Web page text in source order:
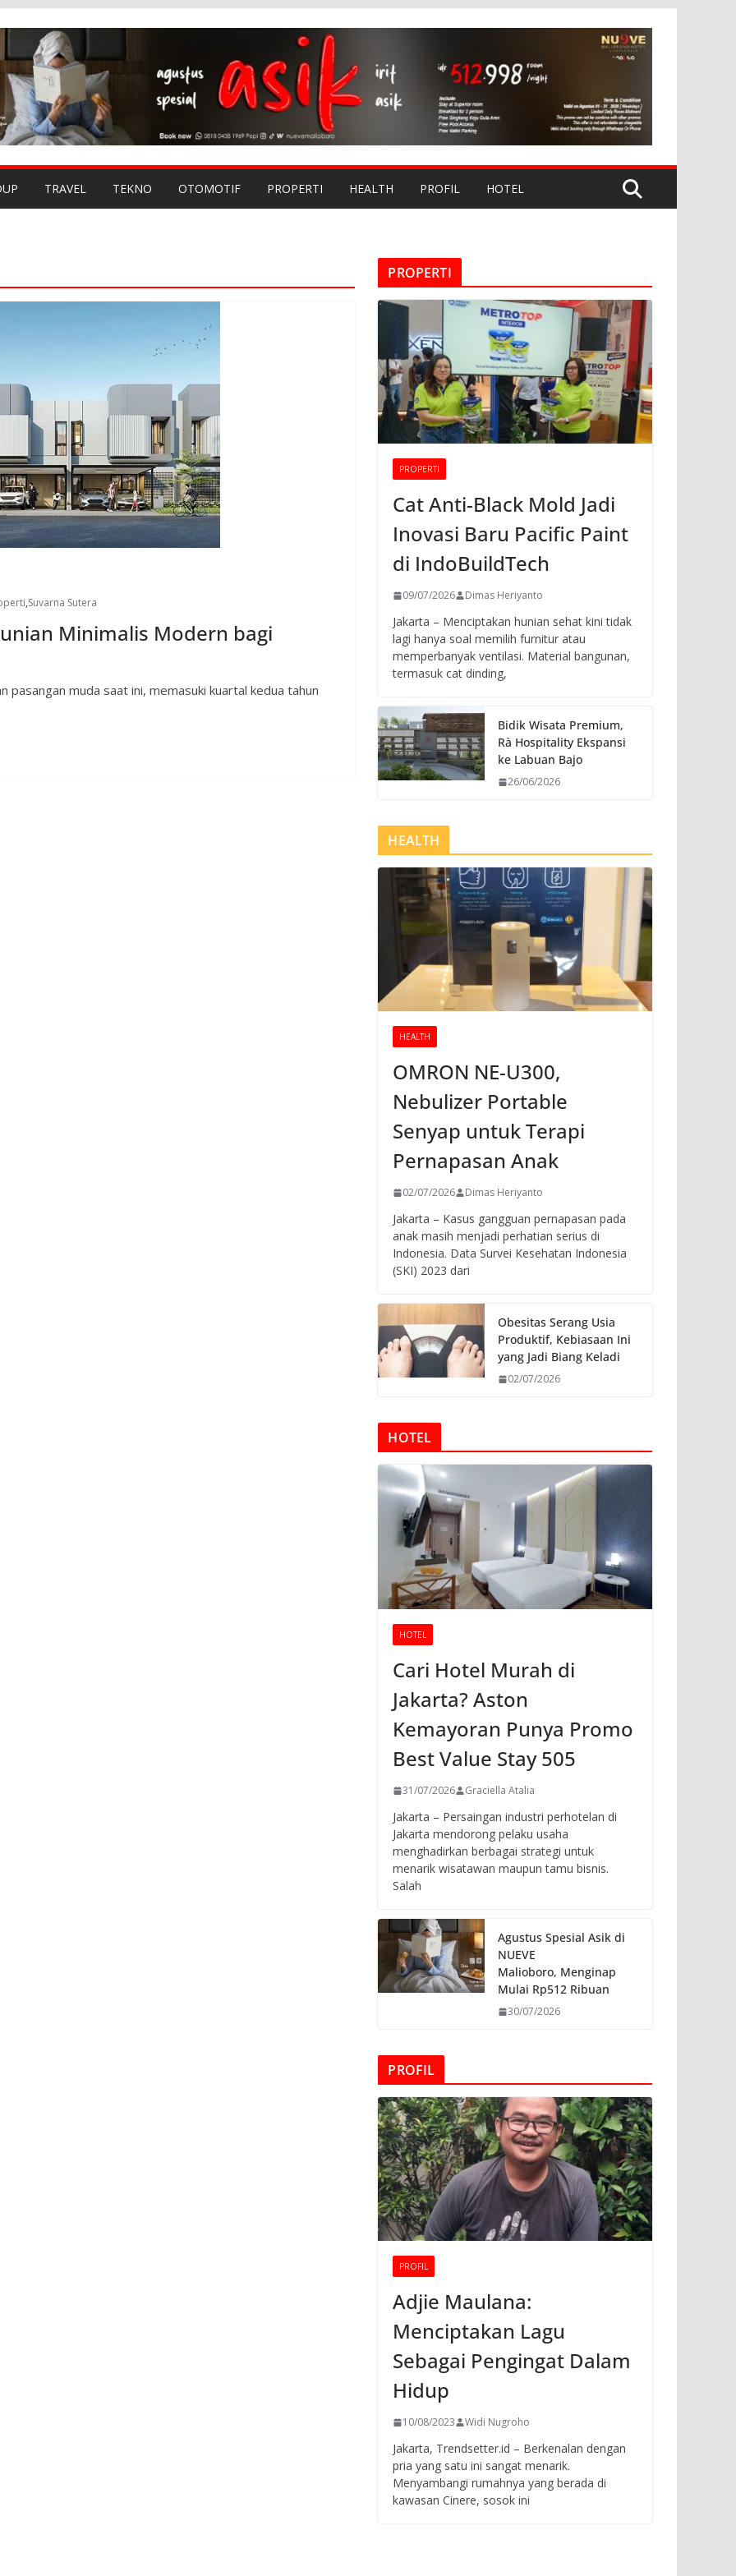
TRAVEL TEKNO OTOMOTIF PROPERTI HEALTH PROFIL HOTEL
,Suvarna Sutera
Minimalis Modern bagi
pasangan muda saat ini, memasuki kuartal kedua tahun
PROPERTI
PROPERTI
Cat Anti-Black Mold Jadi
Inovasi Baru Pacific Paint
di IndoBuildTech
09/07/2026 Dimas Heriyanto
Jakarta – Menciptakan hunian sehat kini tidak
lagi hanya soal memilih furnitur atau
memperbanyak ventilasi. Material bangunan,
termasuk cat dinding,
Bidik Wisata Premium,
Rà Hospitality Ekspansi
ke Labuan Bajo
26/06/2026
HEALTH
HEALTH
OMRON NE-U300,
Nebulizer Portable
Senyap untuk Terapi
Pernapasan Anak
02/07/2026 Dimas Heriyanto
Jakarta – Kasus gangguan pernapasan pada
anak masih menjadi perhatian serius di
Indonesia. Data Survei Kesehatan Indonesia
(SKI) 2023 dari
Obesitas Serang Usia
Produktif, Kebiasaan Ini
yang Jadi Biang Keladi
02/07/2026
HOTEL
HOTEL
Cari Hotel Murah di
Jakarta? Aston
Kemayoran Punya Promo
Best Value Stay 505
31/07/2026 Graciella Atalia
Jakarta – Persaingan industri perhotelan di
Jakarta mendorong pelaku usaha
menghadirkan berbagai strategi untuk
menarik wisatawan maupun tamu bisnis.
Salah
Agustus Spesial Asik di
NUEVE
Malioboro, Menginap
Mulai Rp512 Ribuan
30/07/2026
PROFIL
PROFIL
Adjie Maulana:
Menciptakan Lagu
Sebagai Pengingat Dalam
Hidup
10/08/2023 Widi Nugroho
Jakarta, Trendsetter.id – Berkenalan dengan
pria yang satu ini sangat menarik.
Menyambangi rumahnya yang berada di
kawasan Cinere, sosok ini